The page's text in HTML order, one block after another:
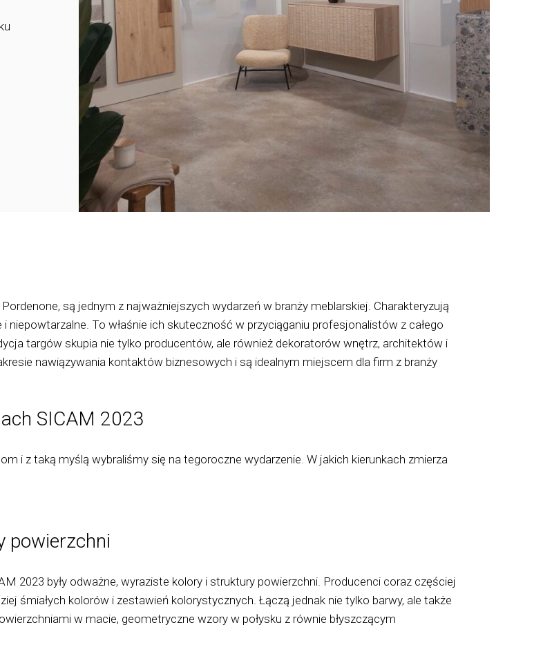
są jednym z najważniejszych wydarzeń w branży meblarskiej. Charakteryzują
To właśnie ich skuteczność w przyciąganiu profesjonalistów z całego
targów skupia nie tylko producentów, ale również dekoratorów wnętrz, architektów i
nawiązywania kontaktów biznesowych i są idealnym miejscem dla firm z branży
SICAM 2023
i z taką myślą wybraliśmy się na tegoroczne wydarzenie. W jakich kierunkach zmierza
powierzchni
2023 były odważne, wyraziste kolory i struktury powierzchni. Producenci coraz częściej
śmiałych kolorów i zestawień kolorystycznych. Łączą jednak nie tylko barwy, ale także
w macie, geometryczne wzory w połysku z równie błyszczącym